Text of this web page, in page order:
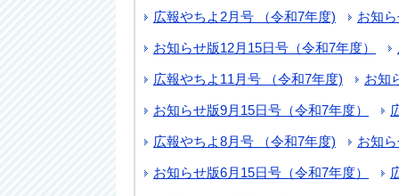
広報やちよ2月号 （令和7年度) お知
お知らせ版12月15日号（令和7年度）
広報やちよ11月号 （令和7年度) お知
お知らせ版9月15日号（令和7年度）
広報やちよ8月号 （令和7年度) お知
お知らせ版6月15日号（令和7年度）